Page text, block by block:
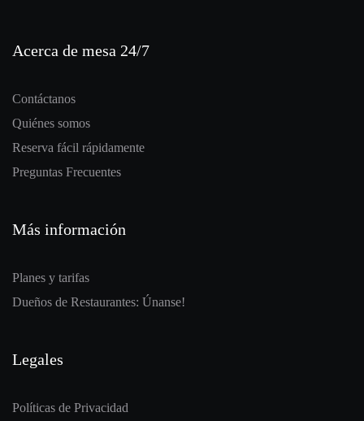
Acerca de mesa 24/7
Contáctanos
Quiénes somos
Reserva fácil rápidamente
Preguntas Frecuentes
Más información
Planes y tarifas
Dueños de Restaurantes: Únanse!
Legales
Políticas de Privacidad